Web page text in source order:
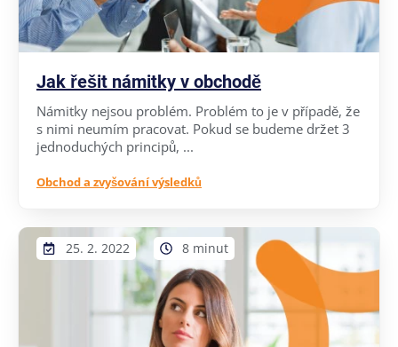
Jak řešit námitky v obchodě
Námitky nejsou problém. Problém to je v případě, že
s nimi neumím pracovat. Pokud se budeme držet 3
jednoduchých principů, ...
Obchod a zvyšování výsledků
25. 2. 2022 8 minut